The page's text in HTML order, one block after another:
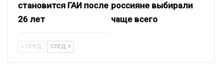
становится ГАИ после
26 лет
россияне выбирали
чаще всего
ПРЕД СЛЕД